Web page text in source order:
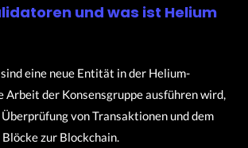
und was ist Helium
eine neue Entität in der Helium-
Arbeit der Konsensgruppe ausführen wird,
von Transaktionen und dem
zur Blockchain.